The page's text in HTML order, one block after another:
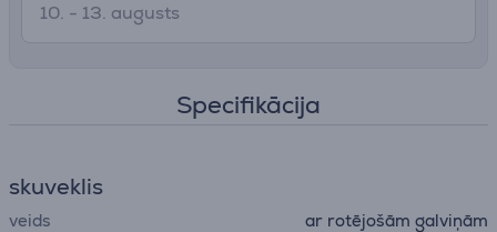
10. - 13. augusts
Specifikācija
skuveklis
veids
ar rotējošām galviņām